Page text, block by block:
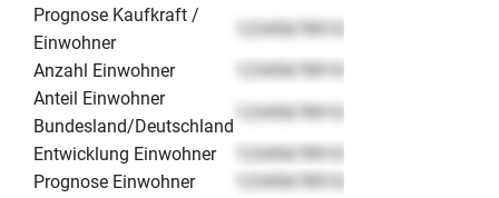
Prognose Kaufkraft /
Einwohner
12345678910
Anzahl Einwohner
12345678910
Anteil Einwohner
Bundesland/Deutschland
12345678910
Entwicklung Einwohner
12345678910
Prognose Einwohner
12345678910